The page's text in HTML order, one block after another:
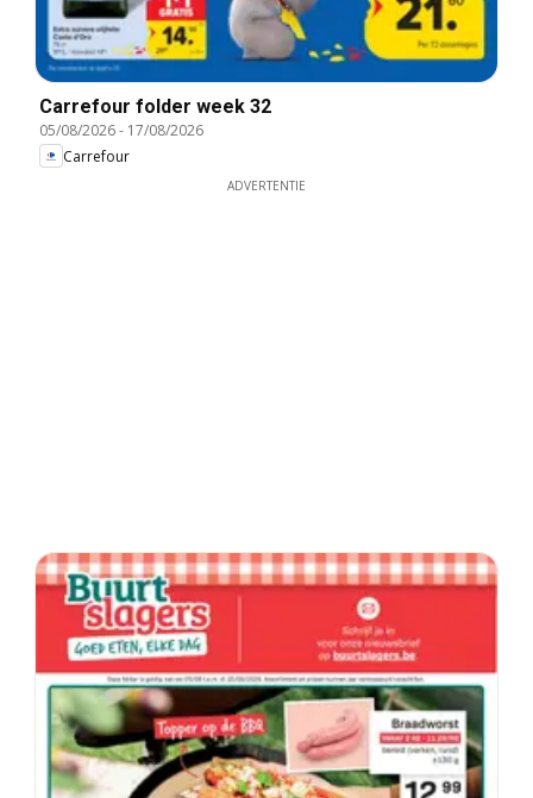
Carrefour folder week 32
05/08/2026- 17/08/2026
Carrefour
ADVERTENTIE